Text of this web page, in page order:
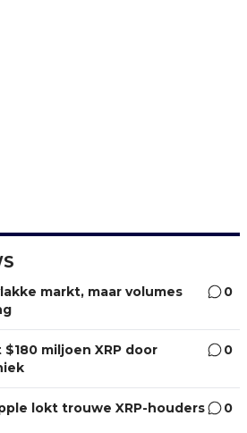
markt, maar volumes
0
miljoen XRP door
0
lokt trouwe XRP-houders
0